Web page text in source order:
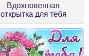
Вдохновенная
открытка для тебя